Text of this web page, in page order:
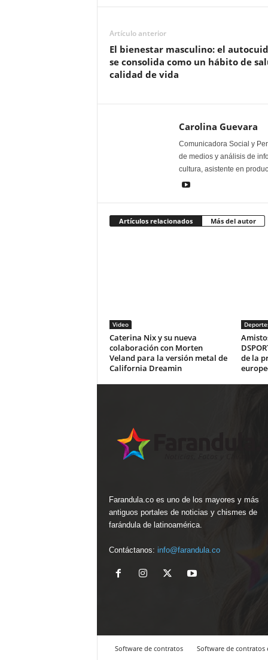
Artículo anterior
El bienestar masculino: el
se consolida como un hábito de
calidad de vida
Carolina Guevara
Comunicadora Social y
de medios y análisis de
cultura, asistente en
Artículos relacionados Más del autor
Video
Caterina Nix y su nueva
colaboración con Morten
Veland para la versión metal de
California Dreamin
de la
Farandula.co es uno de los mayores y más
antiguos portales de noticias y chismes de
farándula de latinoamérica.
Contáctanos: info@farandula.co
Software de contratos
Software de contratos